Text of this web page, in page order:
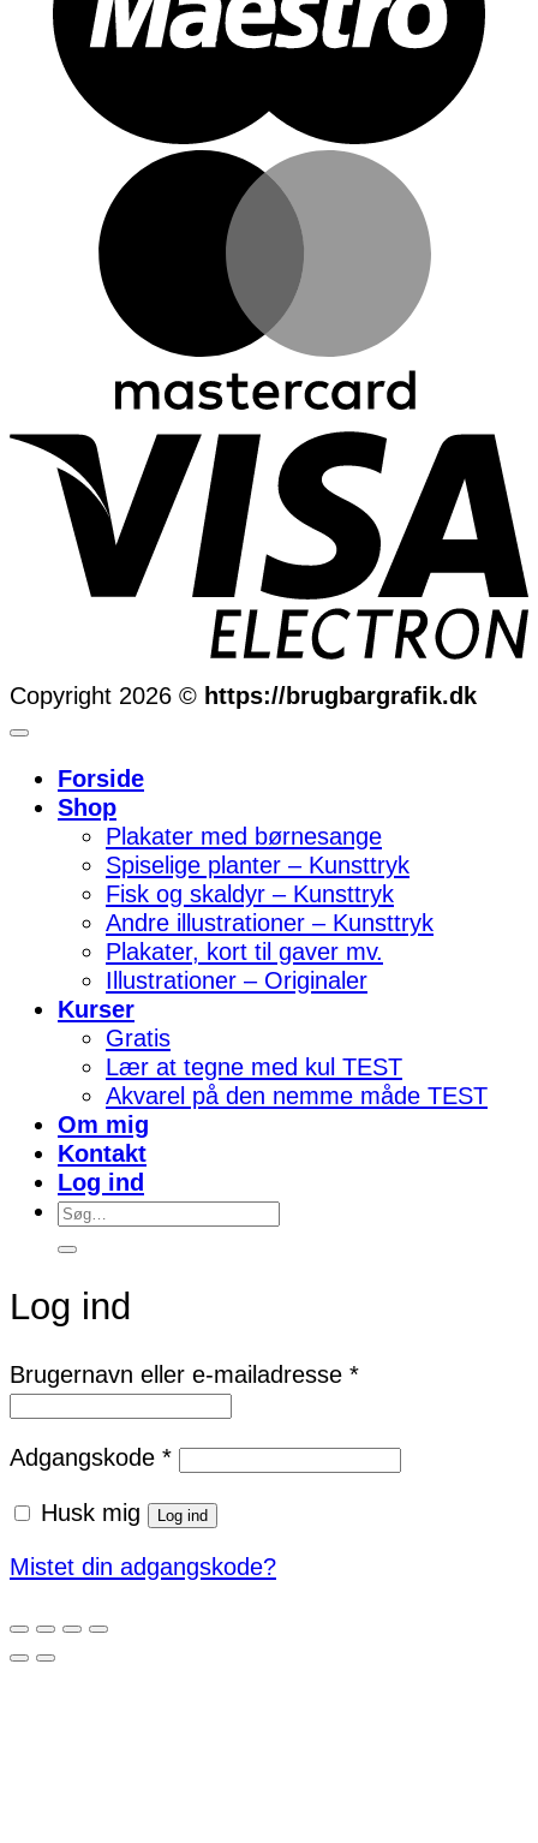
Copyright 2026 © https://brugbargrafik.dk
Forside
Shop
Plakater med børnesange
Spiselige planter – Kunsttryk
Fisk og skaldyr – Kunsttryk
Andre illustrationer – Kunsttryk
Plakater, kort til gaver mv.
Illustrationer – Originaler
Kurser
Gratis
Lær at tegne med kul TEST
Akvarel på den nemme måde TEST
Om mig
Kontakt
Log ind
Søg
Log ind
Brugernavn eller e-mailadresse *Påkrævet
Adgangskode *Påkrævet
Husk mig Log ind
Mistet din adgangskode?